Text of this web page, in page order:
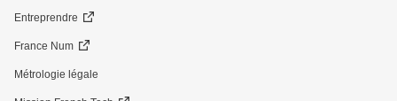
Entreprendre
France Num
Métrologie légale